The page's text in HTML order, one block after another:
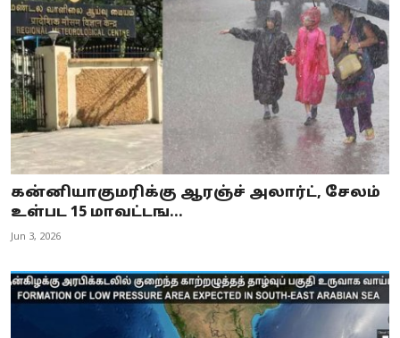
கன்னியாகுமரிக்கு ஆரஞ்ச் அலார்ட், சேலம்
உள்பட 15 மாவட்டங...
Jun 3, 2026